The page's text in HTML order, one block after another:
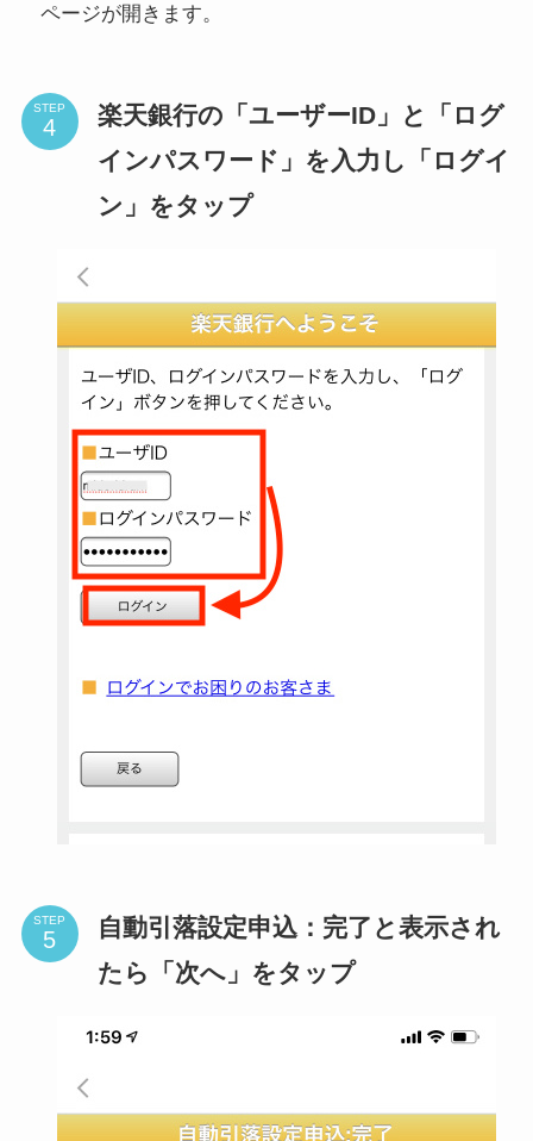
ページが開きます。
STEP
楽天銀行の「ユーザーID」と「ログ
インパスワード」を入力し「ログイ
ン」をタップ
STEP
自動引落設定申込：完了と表示され
たら「次へ」をタップ